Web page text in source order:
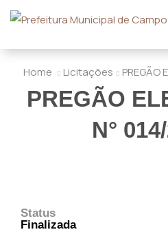
Home Licitações PREGÃO
PREGÃO
N°
Status
Finalizada